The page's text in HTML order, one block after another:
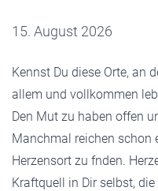
15. August 2026
Kennst Du diese Orte, an
allem und vollkommen
Den Mut zu haben offen
Manchmal reichen schon
Herzensort zu fnden.
Kraftquell in Dir selbst,